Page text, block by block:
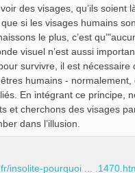
des visages, qu’ils soient
si les visages humains
le plus, c’est
visuel n’est aussi
survivre, il est nécessaire
humains - normalement,
En intégrant ce principe,
et cherchons des visages
dans l’illusion.
insolite-pourquoi ...